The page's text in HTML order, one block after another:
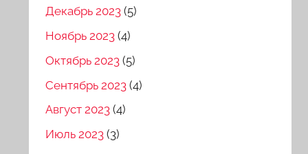
Декабрь 2023 (5)
Ноябрь 2023 (4)
Октябрь 2023 (5)
Сентябрь 2023 (4)
Август 2023 (4)
Июль 2023 (3)